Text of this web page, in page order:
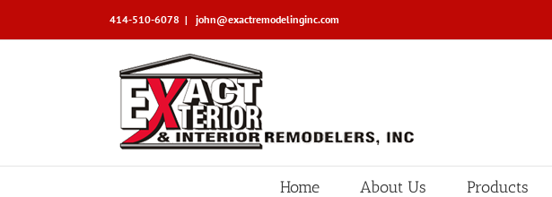
414-510-6078 | john@exactremodelinginc.com
Home About Us Products